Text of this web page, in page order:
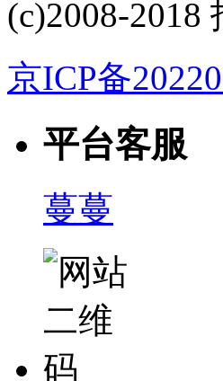
(c)2008-2018
京ICP备
平台客服
蔓蔓